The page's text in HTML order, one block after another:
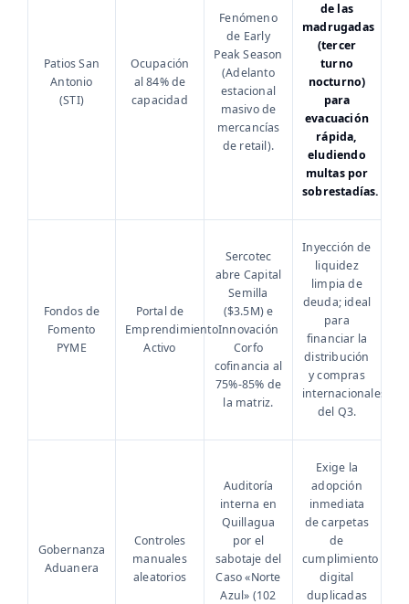
Patios San
Antonio
(STI)
Ocupación
al 84% de
capacidad
Fenómeno
de Early
Peak Season
(Adelanto
estacional
masivo de
mercancías
de retail).
de las
madrugadas
(tercer
turno
nocturno)
para
evacuación
rápida,
eludiendo
multas por
sobrestadías.
Fondos de
Fomento
PYME
Portal de
Emprendimiento
Activo
Sercotec
abre Capital
Semilla
($3.5M) e
Innovación
Corfo
cofinancia al
75%-85% de
la matriz.
Inyección de
liquidez
limpia de
deuda; ideal
para
financiar la
distribución
y compras
internacionales
del Q3.
Gobernanza
Aduanera
Controles
manuales
aleatorios
Auditoría
interna en
Quillagua
por el
sabotaje del
Caso «Norte
Azul» (102
Exige la
adopción
inmediata
de carpetas
de
cumplimiento
digital
duplicadas